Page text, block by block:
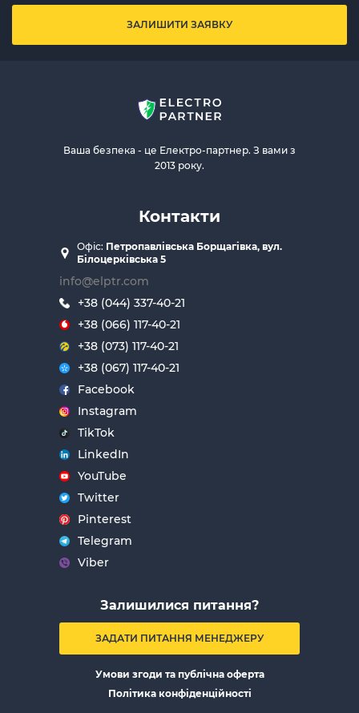
ЗАЛИШИТИ ЗАЯВКУ
Ваша безпека - це Електро-партнер. З вами з
2013 року.
Контакти
Офіс: Петропавлівська Борщагівка, вул.
Білоцерківська 5
info@elptr.com
+38 (044) 337-40-21
+38 (066) 117-40-21
+38 (073) 117-40-21
+38 (067) 117-40-21
Facebook
Instagram
TikTok
LinkedIn
YouTube
Twitter
Pinterest
Telegram
Viber
Залишилися питання?
ЗАДАТИ ПИТАННЯ МЕНЕДЖЕРУ
Умови згоди та публічна оферта
Політика конфіденційності